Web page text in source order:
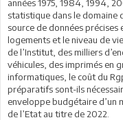
années 1975, 1984, 1994,
statistique dans le domaine
source de données précises
logements et le niveau de
de l’Institut, des milliers
véhicules, des imprimés en
informatiques, le coût du
préparatifs sont-ils
enveloppe budgétaire d’un
de l’Etat au titre de 2022.